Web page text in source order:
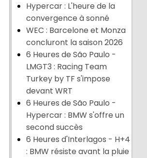
Hypercar : L'heure de la
convergence à sonné
WEC : Barcelone et Monza
concluront la saison 2026
6 Heures de São Paulo -
LMGT3 : Racing Team
Turkey by TF s'impose
devant WRT
6 Heures de São Paulo -
Hypercar : BMW s'offre un
second succès
6 Heures d'Interlagos - H+4
: BMW résiste avant la pluie